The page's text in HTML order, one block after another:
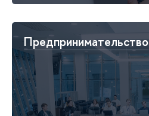
Предпринимательство